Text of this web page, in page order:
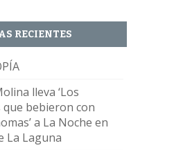
RECIENTES
lleva ‘Los
bebieron con
a La Noche en
La Laguna